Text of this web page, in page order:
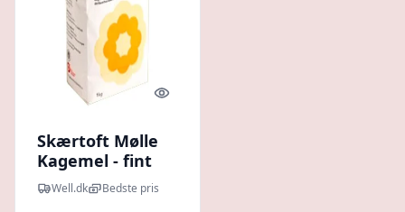
Quick look
Skærtoft Mølle
Kagemel - fint
sigtet hvedemel
Ø 1 Kg
Well.dk Bedste pris